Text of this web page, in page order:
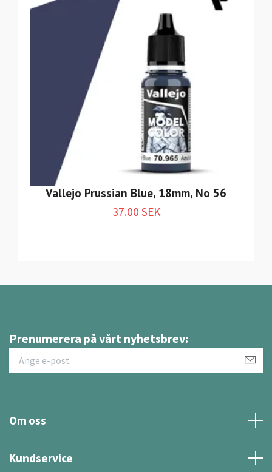
Vallejo Prussian Blue, 18mm, No 56
37.00 SEK
Prenumerera på vårt nyhetsbrev:
Om oss
Kundservice